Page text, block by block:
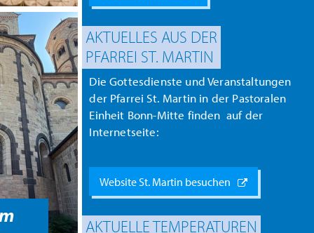
AKTUELLES AUS DER
PFARREI ST. MARTIN
Die Gottesdienste und Veranstaltungen
der Pfarrei St. Martin in der Pastoralen
Einheit Bonn-Mitte finden auf der
Internetseite:
Website St. Martin besuchen
AKTUELLE TEMPERATUREN